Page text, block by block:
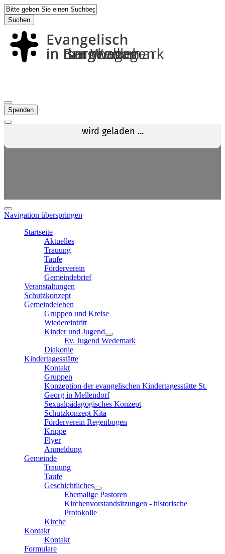
Suchen
Spenden
Navigation überspringen
Startseite
Aktuelles
Trauung
Taufe
Förderverein
Gemeindebrief
Veranstaltungen
Schutzkonzept
Gemeindeleben
Gruppen und Kreise
Wiedereintritt
Kinder und Jugend
Ev. Jugend Wedemark
Diakonie
Kindertagesstätte
Kontakt
Gruppen
Konzeption der evangelischen Kindertagesstätte St.
Georg in Mellendorf
Sexualpädagogisches Konzept
Schutzkonzept Kita
Förderverein Regenbogen
Krippe
Flyer
Anmeldung
Gemeinde
Trauung
Taufe
Geschichtliches
Ehemalige Pastoren
Kirchenvorstandsitzungen - historische
Protokolle
Kirche
Kontakt
Kontakt
Formulare